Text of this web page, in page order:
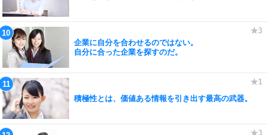
企業に自分を合わせるのではない。
自分に合った企業を探すのだ。
積極性とは、価値ある情報を引き出す最高の武器。